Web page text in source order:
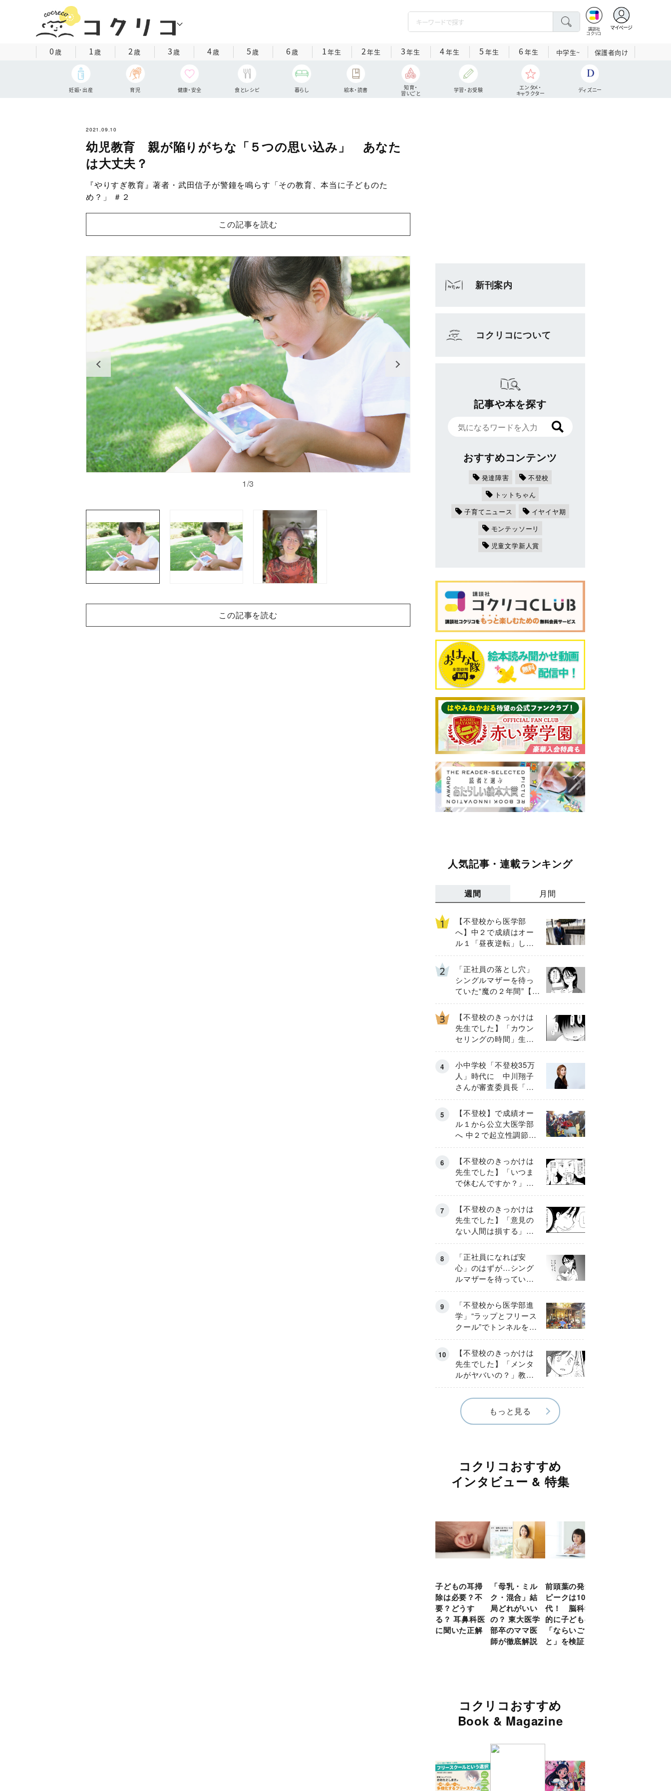
講談社
コクリコ
マイページ
0歳 1歳 2歳 3歳 4歳 5歳 6歳 1年生 2年生 3年生 4年生 5 年生 6 年生 中学生~ 保護者向け
妊娠・出産 育児 健康・安全 食とレシピ 暮らし 絵本・読書
知育・
習いごと
学習・お受験
エンタメ・
キャラクター
ディズニー
2021.09.10
幼児教育 親が陥りがちな「５つの思い込み」 あなた
は大丈夫？
『やりすぎ教育』著者・武田信子が警鐘を鳴らす「その教育、本当に子どものた
め？」 ＃２
この記事を読む
1/3
この記事を読む
新刊案内
コクリコについて
記事や本を探す
おすすめコンテンツ
発達障害
不登校
トットちゃん
子育てニュース
イヤイヤ期
モンテッソーリ
児童文学新人賞
人気記事・連載ランキング
週間 月間
【不登校から医学部
へ】中２で成績はオー
ル１「昼夜逆転」した
わが子を”夜遊び”に連れ
出した母の気づき
「正社員の落とし穴」
シングルマザーを待っ
ていた“魔の２年間”【後
編】
【不登校のきっかけは
先生でした】「カウン
セリングの時間」生徒
の情報をバラしたの
は…《第２話》
小中学校「不登校35万
人」時代に 中川翔子
さんが審査委員長「不
登校生動画甲子園
2026」が開催
【不登校】で成績オー
ル１から公立大医学部
へ 中２で起立性調節障
害「治るまで３年」の
診断 そのとき母は
【不登校のきっかけは
先生でした】「いつま
で休むんですか？」追
い詰められる母と息子
《第６話》
【不登校のきっかけは
先生でした】「意見の
ない人間は損する」担
任の一言が苦しみに…
《第１話》
「正社員になれば安
心」のはずが…シング
ルマザーを待ってい
た“魔の２年間”【前編】
「不登校から医学部進
学」“ラップとフリース
クール”でトンネルを脱
して高校受験へ〔元野
球少年の実話〕
【不登校のきっかけは
先生でした】「メンタ
ルがヤバいの？」教室
で始まった悪ふざけ
《第３話》
もっと見る
コクリコおすすめ
インタビュー & 特集
子どもの耳掃
除は必要？不
要？どうす
る？ 耳鼻科医
に聞いた正解
「母乳・ミル
ク・混合」結
局どれがいい
の？ 東大医学
部卒のママ医
師が徹底解説
前頭葉の発達
ピークは10
代！ 脳科学
的に子どもの
「ならいご
と」を検証
コクリコおすすめ
Book & Magazine